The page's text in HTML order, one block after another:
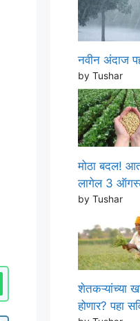
नवीन अंदाज
by Tushar
मोठा बदल!
लागेल 3
by Tushar
शेतकऱ्यांच्या
होणार? पहा